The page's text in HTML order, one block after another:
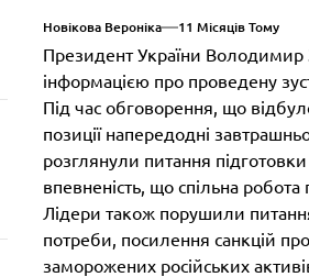
Новікова Вероніка 11 Місяців Тому
Президент України Володимир
інформацією про проведену
Під час обговорення, що
позиції напередодні
розглянули питання
впевненість, що спільна
Лідери також порушили
потреби, посилення санкцій
заморожених російських